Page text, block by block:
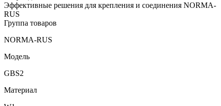
Эффективные решения для крепления и соединения NORMA-
RUS
Группа товаров
NORMA-RUS
Модель
GBS2
Материал